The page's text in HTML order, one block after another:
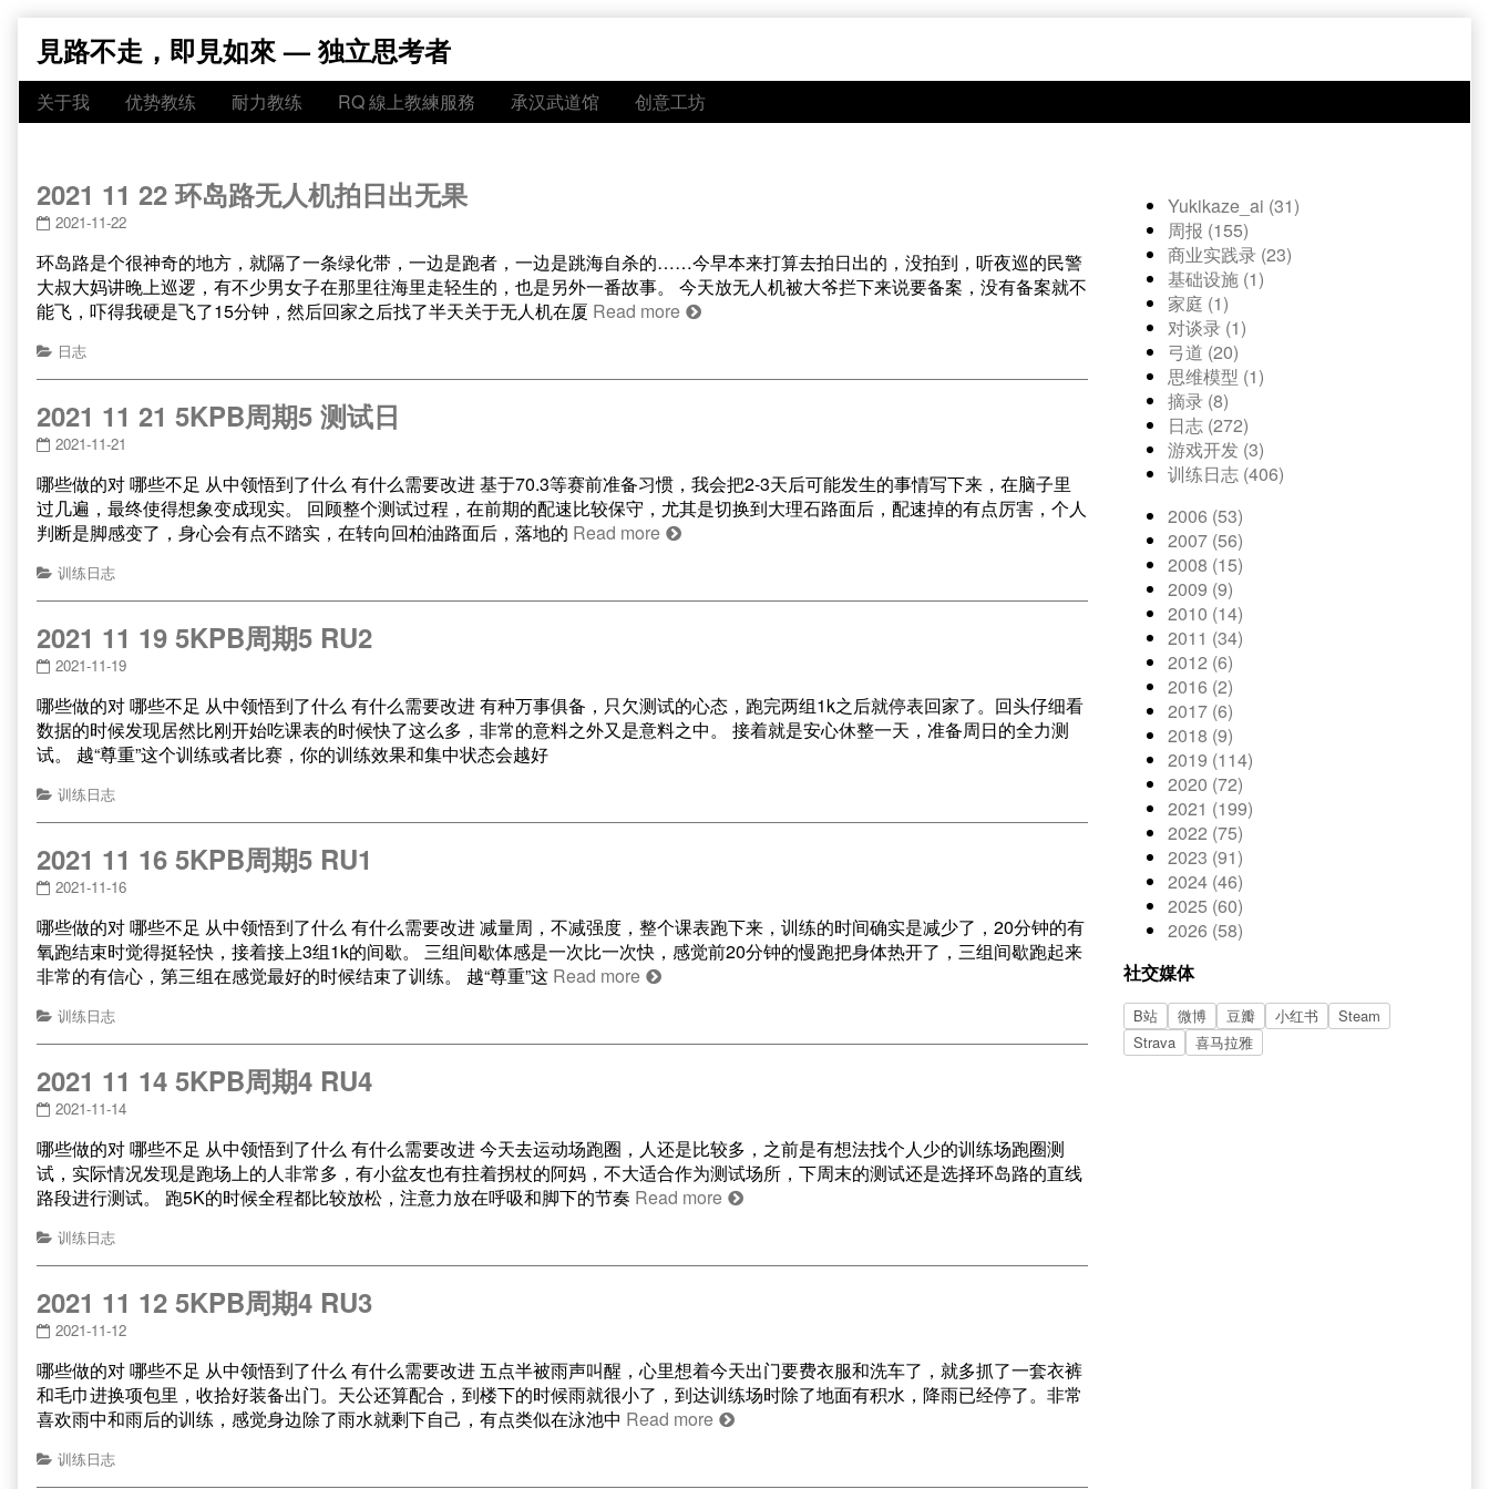
content
見路不走，即見如來 — 独立思考者
关于我 优势教练 耐力教练 RQ 線上教練服務 承汉武道馆 创意工坊
2021 11 22 环岛路无人机拍日出无果
2021-11-22
环岛路是个很神奇的地方，就隔了一条绿化带，一边是跑者，一边是跳海自杀的……今早本来打算去拍日出的，没拍到，听夜巡的民警
大叔大妈讲晚上巡逻，有不少男女子在那里往海里走轻生的，也是另外一番故事。 今天放无人机被大爷拦下来说要备案，没有备案就不
能飞，吓得我硬是飞了15分钟，然后回家之后找了半天关于无人机在厦 Read more
日志
2021 11 21 5KPB周期5 测试日
2021-11-21
哪些做的对 哪些不足 从中领悟到了什么 有什么需要改进 基于70.3等赛前准备习惯，我会把2-3天后可能发生的事情写下来，在脑子里
过几遍，最终使得想象变成现实。 回顾整个测试过程，在前期的配速比较保守，尤其是切换到大理石路面后，配速掉的有点厉害，个人
判断是脚感变了，身心会有点不踏实，在转向回柏油路面后，落地的 Read more
训练日志
2021 11 19 5KPB周期5 RU2
2021-11-19
哪些做的对 哪些不足 从中领悟到了什么 有什么需要改进 有种万事俱备，只欠测试的心态，跑完两组1k之后就停表回家了。回头仔细看
数据的时候发现居然比刚开始吃课表的时候快了这么多，非常的意料之外又是意料之中。 接着就是安心休整一天，准备周日的全力测
试。 越“尊重”这个训练或者比赛，你的训练效果和集中状态会越好
训练日志
2021 11 16 5KPB周期5 RU1
2021-11-16
哪些做的对 哪些不足 从中领悟到了什么 有什么需要改进 减量周，不减强度，整个课表跑下来，训练的时间确实是减少了，20分钟的有
氧跑结束时觉得挺轻快，接着接上3组1k的间歇。 三组间歇体感是一次比一次快，感觉前20分钟的慢跑把身体热开了，三组间歇跑起来
非常的有信心，第三组在感觉最好的时候结束了训练。 越“尊重”这 Read more
训练日志
2021 11 14 5KPB周期4 RU4
2021-11-14
哪些做的对 哪些不足 从中领悟到了什么 有什么需要改进 今天去运动场跑圈，人还是比较多，之前是有想法找个人少的训练场跑圈测
试，实际情况发现是跑场上的人非常多，有小盆友也有拄着拐杖的阿妈，不大适合作为测试场所，下周末的测试还是选择环岛路的直线
路段进行测试。 跑5K的时候全程都比较放松，注意力放在呼吸和脚下的节奏 Read more
训练日志
2021 11 12 5KPB周期4 RU3
2021-11-12
哪些做的对 哪些不足 从中领悟到了什么 有什么需要改进 五点半被雨声叫醒，心里想着今天出门要费衣服和洗车了，就多抓了一套衣裤
和毛巾进换项包里，收拾好装备出门。天公还算配合，到楼下的时候雨就很小了，到达训练场时除了地面有积水，降雨已经停了。非常
喜欢雨中和雨后的训练，感觉身边除了雨水就剩下自己，有点类似在泳池中 Read more
训练日志
Yukikaze_ai (31)
周报 (155)
商业实践录 (23)
基础设施 (1)
家庭 (1)
对谈录 (1)
弓道 (20)
思维模型 (1)
摘录 (8)
日志 (272)
游戏开发 (3)
训练日志 (406)
2006 (53)
2007 (56)
2008 (15)
2009 (9)
2010 (14)
2011 (34)
2012 (6)
2016 (2)
2017 (6)
2018 (9)
2019 (114)
2020 (72)
2021 (199)
2022 (75)
2023 (91)
2024 (46)
2025 (60)
2026 (58)
社交媒体
B站 微博 豆瓣 小红书
Steam
Strava
喜马拉雅